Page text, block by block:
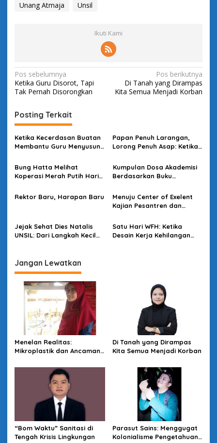
Unang Atmaja
Unsil
Ikuti Kami
N
a
i
g
a
i
o
Pos sebelumnya
Ketika Guru Disorot, Tapi
Tak Pernah Disorongkan
Pos berikutnya
Di Tanah yang Dirampas
Kita Semua Menjadi Korban
Posting Terkait
Ketika Kecerdasan Buatan
Membantu Guru Menyusun
Papan Penuh Larangan,
Lorong Penuh Asap: Ketika
Kuasanya
Bung Hatta Melihat
Koperasi Merah Putih Hari
Kumpulan Dosa Akademisi
Berdasarkan Buku
Rektor Baru, Harapan Baru
Menuju Center of Exelent
Kajian Pesantren dan
Jejak Sehat Dies Natalis
UNSIL: Dari Langkah Kecil
Satu Hari WFH: Ketika
Desain Kerja Kehilangan
Jangan Lewatkan
Menelan Realitas:
Mikroplastik dan Ancaman
Di Tanah yang Dirampas
Kita Semua Menjadi Korban
“Bom Waktu” Sanitasi di
Tengah Krisis Lingkungan
Parasut Sains: Menggugat
Kolonialisme Pengetahuan